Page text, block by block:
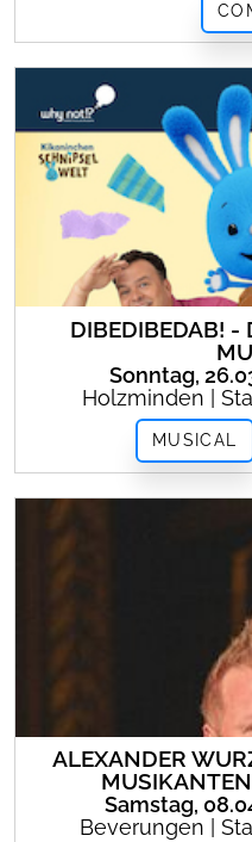
DIBEDIBEDAB! -
Sonntag,
Holzminden |
MUSICAL
ALEXANDER
Samstag,
Beverungen |